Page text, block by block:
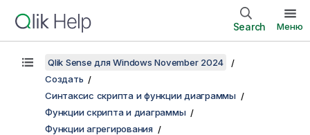
Search Меню
Qlik Sense для Windows November 2024
Создать
Синтаксис скрипта и функции диаграммы
Функции скрипта и диаграммы
Функции агрегирования